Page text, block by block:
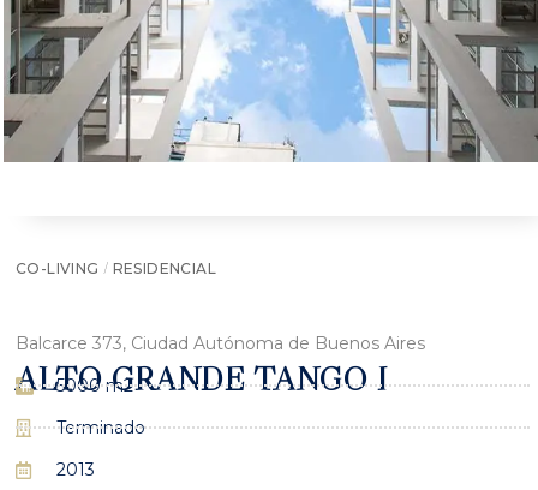
CO-LIVING / RESIDENCIAL
ALTO GRANDE TANGO I
Balcarce 373, Ciudad Autónoma de Buenos Aires
5000 m2
Terminado
2013